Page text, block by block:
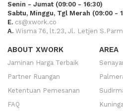
Senin - Jumat (09:00 - 16:30)
Sabtu, Minggu, Tgl Merah (09:00 -
E. cs@xwork.co
A. Wisma 76, lt.23, Jl. Letjen
ABOUT XWORK
Jaminan Harga Terbaik
Partner Ruangan
Ketentuan Pemesanan
FAQ
AREA